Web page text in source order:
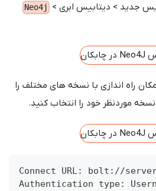
جدید > دیتابیس ابری >
Neo4j
راه اندازی با نسخه های مختلف را
موردنظر خود را انتخاب کنید.
Connect URL: bolt://
Authentication type: